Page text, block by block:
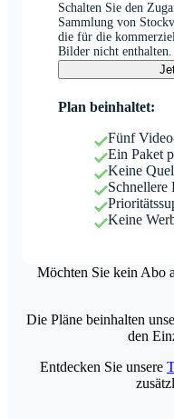
Schalten Sie den
Sammlung von
die für die
Bilder nicht enthalten.
Plan beinhaltet:
Fünf
Ein Paket
Keine
Schnellere
Keine
Möchten Sie kein Abo
Die Pläne beinhalten
den
Entdecken Sie unsere